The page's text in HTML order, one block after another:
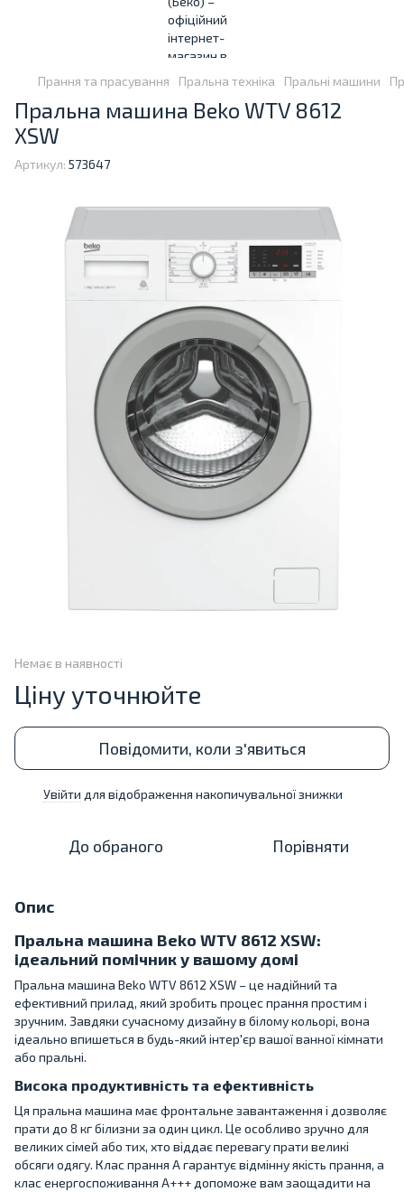
Прання та прасування Пральна техніка Пральні машини
Пральна машина Beko WTV 8612
XSW
Артикул: 573647
Немає в наявності
Ціну уточнюйте
Повідомити, коли з'явиться
Увійти для відображення накопичувальної знижки
До обраного Порівняти
Опис
Пральна машина Beko WTV 8612 XSW:
ідеальний помічник у вашому домі
Пральна машина Beko WTV 8612 XSW – це надійний та
ефективний прилад, який зробить процес прання простим і
зручним. Завдяки сучасному дизайну в білому кольорі, вона
ідеально впишеться в будь-який інтер'єр вашої ванної кімнати
або пральні.
Висока продуктивність та ефективність
Ця пральна машина має фронтальне завантаження і дозволяє
прати до 8 кг білизни за один цикл. Це особливо зручно для
великих сімей або тих, хто віддає перевагу прати великі
обсяги одягу. Клас прання A гарантує відмінну якість прання, а
клас енергоспоживання A+++ допоможе вам заощадити на